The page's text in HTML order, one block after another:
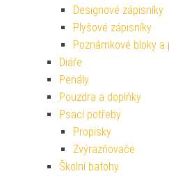
Designové zápisníky
Plyšové zápisníky
Poznámkové bloky a
Diáře
Penály
Pouzdra a doplňky
Psací potřeby
Propisky
Zvýrazňovače
Školní batohy